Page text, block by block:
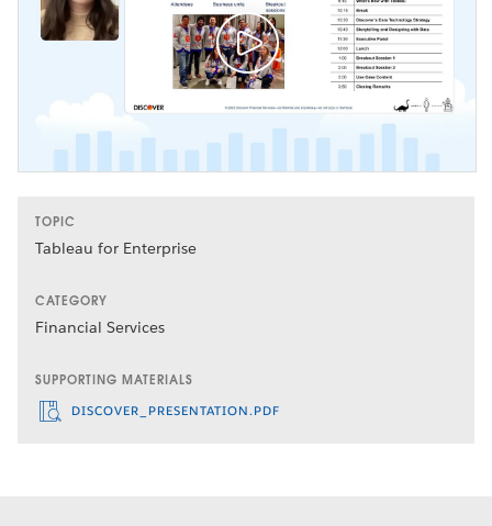
TOPIC
Tableau for Enterprise
CATEGORY
Financial Services
SUPPORTING MATERIALS
DISCOVER_PRESENTATION.PDF